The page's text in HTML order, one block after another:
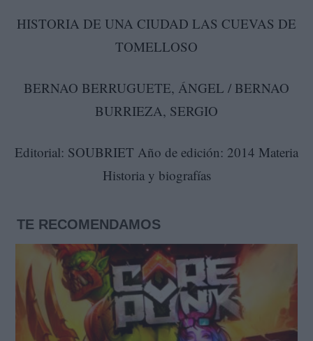
HISTORIA DE UNA CIUDAD LAS CUEVAS DE
TOMELLOSO
BERNAO BERRUGUETE, ÁNGEL / BERNAO
BURRIEZA, SERGIO
Editorial: SOUBRIET Año de edición: 2014 Materia
Historia y biografías
TE RECOMENDAMOS